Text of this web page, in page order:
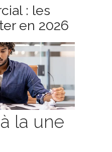
: les
en 2026
la une